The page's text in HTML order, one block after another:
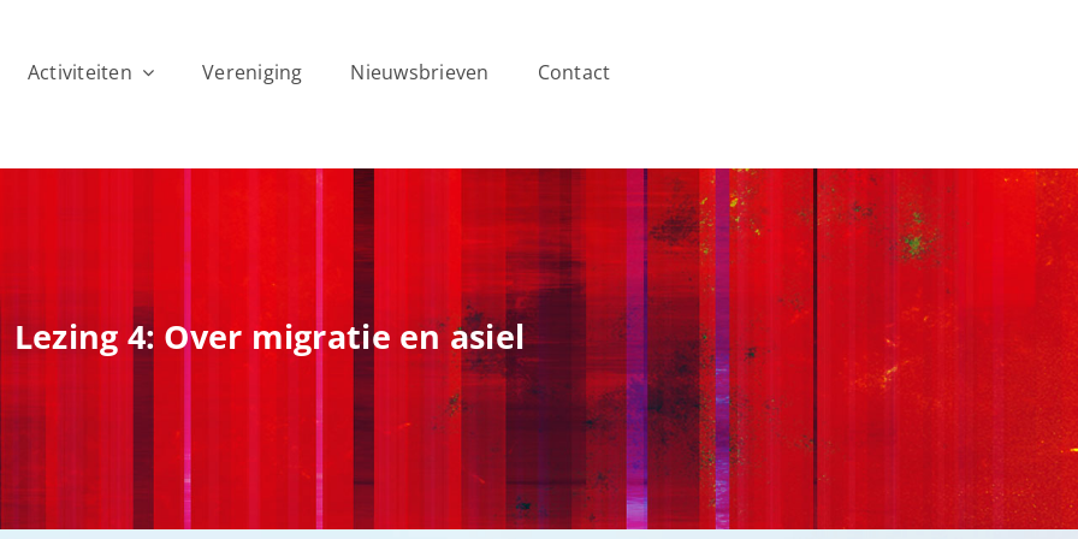
Activiteiten Vereniging Nieuwsbrieven Contact
Lezing 4: Over migratie en asiel